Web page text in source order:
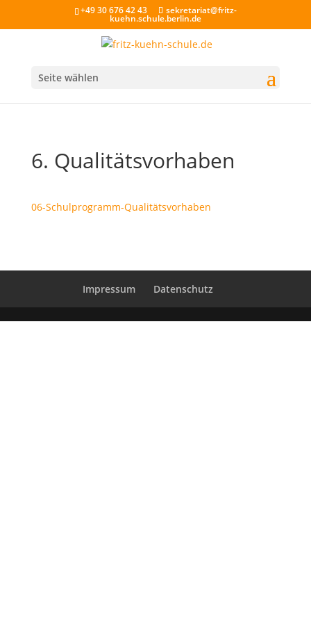
+49 30 676 42 43 sekretariat@fritz-
kuehn.schule.berlin.de
Seite wählen
6. Qualitätsvorhaben
06-Schulprogramm-Qualitätsvorhaben
Impressum Datenschutz